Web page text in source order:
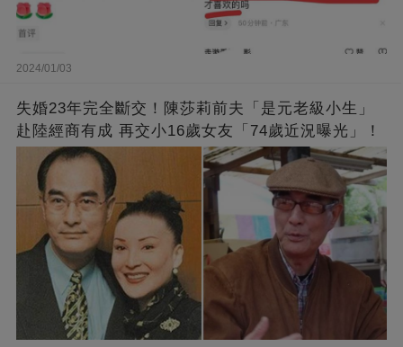
2024/01/03
失婚23年完全斷交！陳莎莉前夫「是元老級小生」
赴陸經商有成 再交小16歲女友「74歲近況曝光」！